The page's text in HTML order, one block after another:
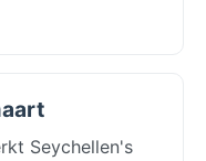
Seychellen's